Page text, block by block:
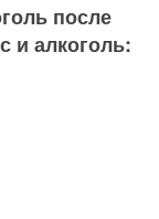
после
и алкоголь: